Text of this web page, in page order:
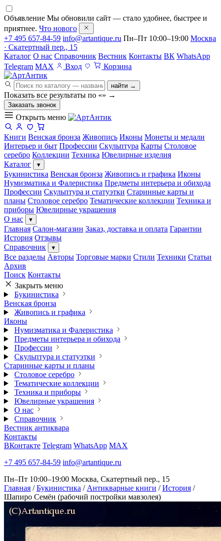
Объявление Мы обновили сайт — стало удобнее, быстрее и
приятнее. Что нового
+7 495 657-84-59 info@artantique.ru Пн–Пт 10:00–19:00 Москва
· Скатертный пер., 15
Каталог О нас Справочник Вестник Контакты ВК WhatsApp
Telegram MAX Вход Корзина
найти →
Показать все результаты по «» →
Заказать звонок
Открыть меню
Книги Венская бронза Живопись Иконы Монеты и медали
Интерьер и быт Профессии Скульптура Карты Столовое
серебро Коллекции Техника Ювелирные изделия
Каталог
▾
Букинистика Венская бронза Живопись и графика Иконы
Нумизматика и Фалеристика Предметы интерьера и обихода
Профессии Скульптура и статуэтки Старинные карты и
планы Столовое серебро Тематические коллекции Техника и
приборы Ювелирные украшения
О нас
▾
Главная Салон-магазин Заказ, доставка и оплата Гарантии
История Отзывы
Справочник
▾
Все разделы Авторы Торговые марки Стили Техники Статьи
Архив
Поиск Контакты
Закрыть меню
Букинистика
Венская бронза
Живопись и графика
Иконы
Нумизматика и Фалеристика
Предметы интерьера и обихода
Профессии
Скульптура и статуэтки
Старинные карты и планы
Столовое серебро
Тематические коллекции
Техника и приборы
Ювелирные украшения
О нас
Справочник
Вестник антиквара
Контакты
ВКонтакте Telegram WhatsApp MAX
+7 495 657-84-59 info@artantique.ru
Пн–Пт 10:00–19:00 Москва, Скатертный пер., 15
Главная / Букинистика / Антикварные книги / История /
Шапиро Семён (рабочий постройки мавзолея)